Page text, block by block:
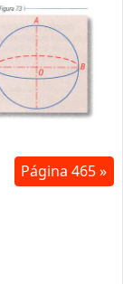
Página 465 »